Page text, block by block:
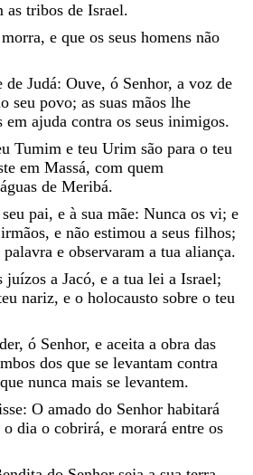
as tribos de Israel.
morra, e que os seus homens não
de Judá: Ouve, ó Senhor, a voz de
seu povo; as suas mãos lhe
em ajuda contra os seus inimigos.
Tumim e teu Urim são para o teu
em Massá, com quem
águas de Meribá.
seu pai, e à sua mãe: Nunca os vi; e
irmãos, e não estimou a seus filhos;
palavra e observaram a tua aliança.
juízos a Jacó, e a tua lei a Israel;
nariz, e o holocausto sobre o teu
, ó Senhor, e aceita a obra das
dos que se levantam contra
que nunca mais se levantem.
: O amado do Senhor habitará
o dia o cobrirá, e morará entre os